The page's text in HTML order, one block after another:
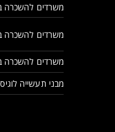
משרדים להשכרה
משרדים להשכרה
משרדים להשכרה
מבני תעשייה